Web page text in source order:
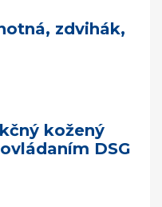
zdvihák,
kožený
DSG